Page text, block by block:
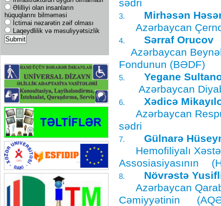
sədri
3.
Mirhəsən
Azərbaycan
4.
Sərraf Orucov
Azərbaycan
Fondunun (BƏDF)
5.
Yegane
Azərbaycan
6.
Xədicə
Azərbaycan
sədri
7.
Gülnarə
Hemofiliyalı
Assosiasiyasının
8.
Növrəstə
Azərbaycan
Cəmiyyətinin
Əlilliyi olan insanların
hüquqlarını bilməməsi
İctimai nəzarətin zəif olması
Laqeydlilik və məsuliyyətsizlik